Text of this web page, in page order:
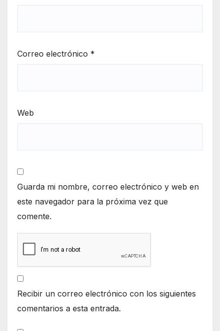
Correo electrónico *
Web
Guarda mi nombre, correo electrónico y web en
este navegador para la próxima vez que
comente.
Recibir un correo electrónico con los siguientes
comentarios a esta entrada.